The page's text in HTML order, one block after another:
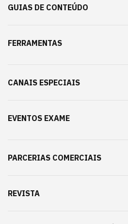
GUIAS DE CONTEÚDO
FERRAMENTAS
CANAIS ESPECIAIS
EVENTOS EXAME
PARCERIAS COMERCIAIS
REVISTA